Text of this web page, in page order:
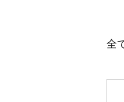
全